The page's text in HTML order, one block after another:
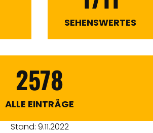
SEHENSWERTES
2578
ALLE EINTRÄGE
Stand: 9.11.2022